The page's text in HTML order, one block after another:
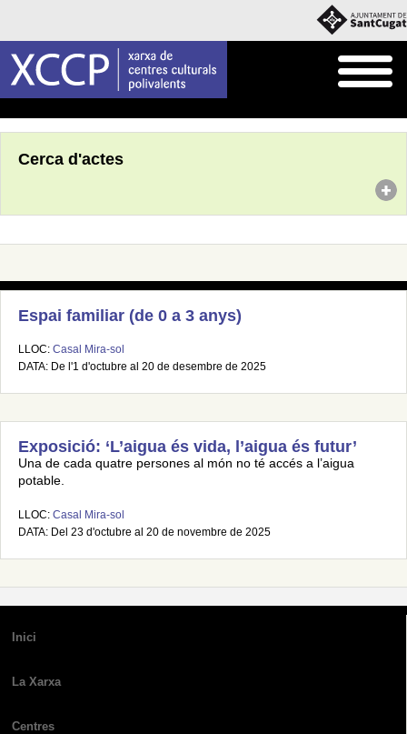
Cerca d'actes
Espai familiar (de 0 a 3 anys)
LLOC: Casal Mira-sol
DATA: De l'1 d'octubre al 20 de desembre de 2025
Exposició: ‘L’aigua és vida, l’aigua és futur’
Una de cada quatre persones al món no té accés a l’aigua
potable.
LLOC: Casal Mira-sol
DATA: Del 23 d'octubre al 20 de novembre de 2025
Inici
La Xarxa
Centres